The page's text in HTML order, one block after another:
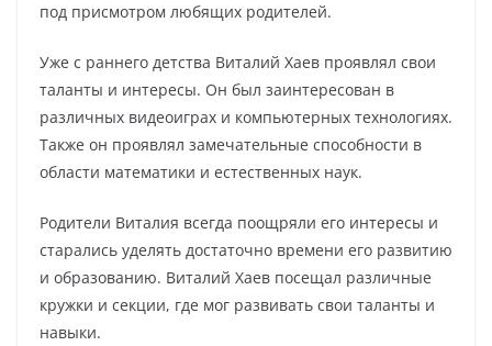
под присмотром любящих родителей.
Уже с раннего детства Виталий Хаев проявлял свои
таланты и интересы. Он был заинтересован в
различных видеоиграх и компьютерных технологиях.
Также он проявлял замечательные способности в
области математики и естественных наук.
Родители Виталия всегда поощряли его интересы и
старались уделять достаточно времени его развитию
и образованию. Виталий Хаев посещал различные
кружки и секции, где мог развивать свои таланты и
навыки.